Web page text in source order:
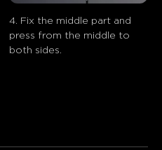
4. Fix the middle part and
press from the middle to
both sides.